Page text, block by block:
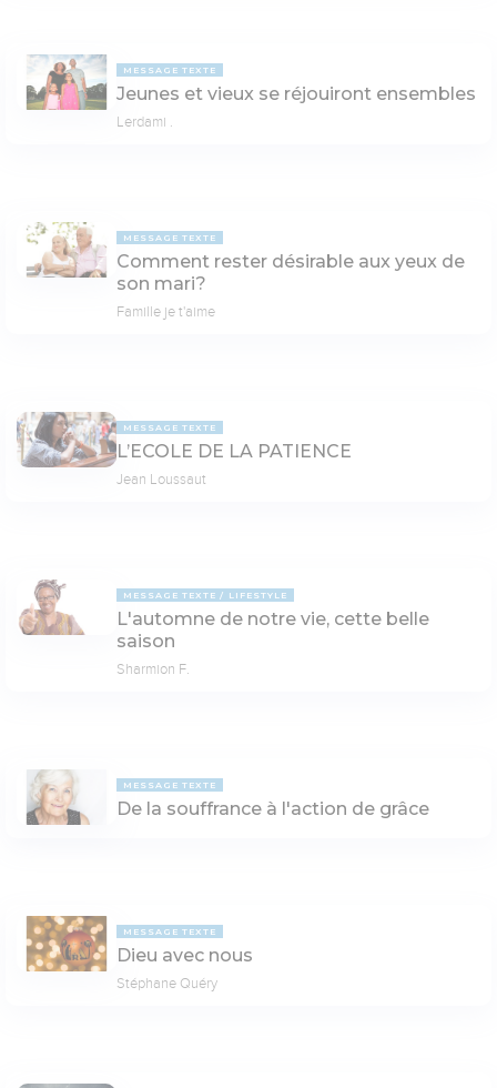
MESSAGE TEXTE
Jeunes et vieux se réjouiront ensembles
Lerdami .
MESSAGE TEXTE
Comment rester désirable aux yeux de
son mari?
Famille je t'aime
MESSAGE TEXTE
L’ECOLE DE LA PATIENCE
Jean Loussaut
MESSAGE TEXTE LIFESTYLE
L'automne de notre vie, cette belle
saison
Sharmion F.
MESSAGE TEXTE
De la souffrance à l'action de grâce
MESSAGE TEXTE
Dieu avec nous
Stéphane Quéry